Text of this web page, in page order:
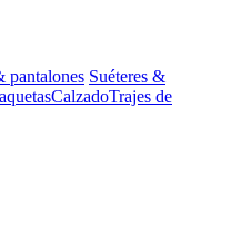
pantalones Suéteres &
CalzadoTrajes de